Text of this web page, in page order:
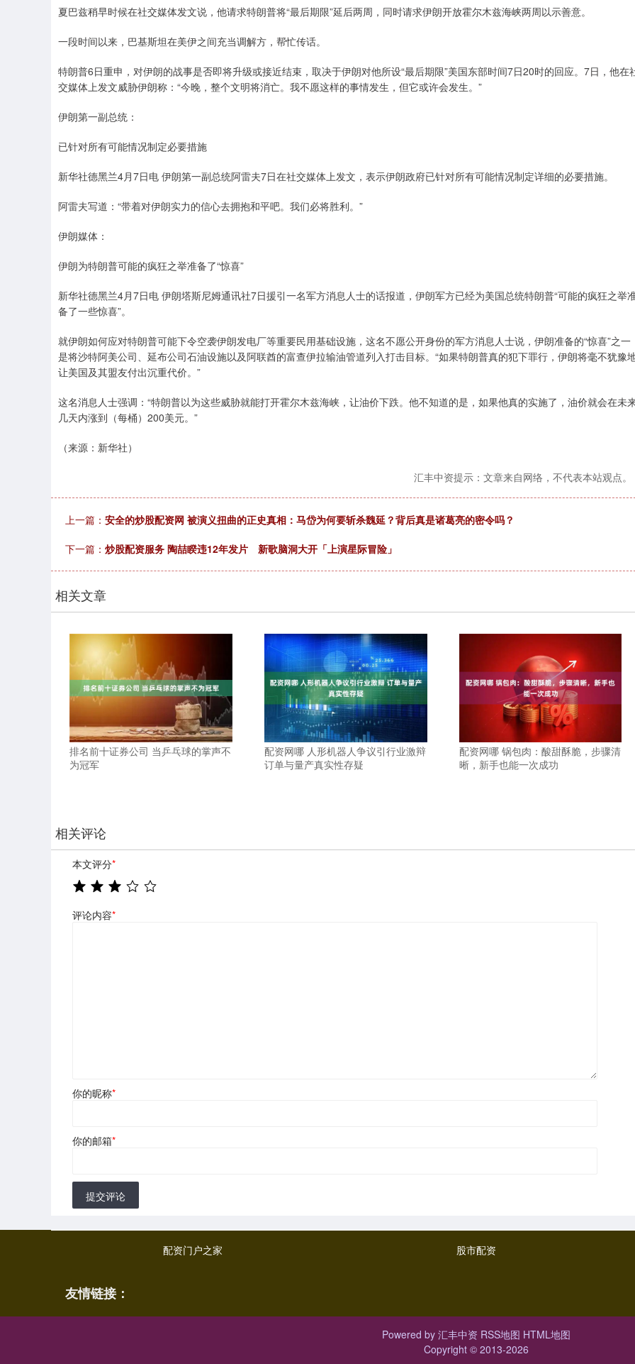
夏巴兹稍早时候在社交媒体发文说，他请求特朗普将“最后期限”延后两周，同时请求伊朗开放霍尔木兹海峡两周以示善意。
一段时间以来，巴基斯坦在美伊之间充当调解方，帮忙传话。
特朗普6日重申，对伊朗的战事是否即将升级或接近结束，取决于伊朗对他所设“最后期限”美国东部时间7日20时的回应。7日，他在
交媒体上发文威胁伊朗称：“今晚，整个文明将消亡。我不愿这样的事情发生，但它或许会发生。”
伊朗第一副总统：
已针对所有可能情况制定必要措施
新华社德黑兰4月7日电 伊朗第一副总统阿雷夫7日在社交媒体上发文，表示伊朗政府已针对所有可能情况制定详细的必要措施。
阿雷夫写道：“带着对伊朗实力的信心去拥抱和平吧。我们必将胜利。”
伊朗媒体：
伊朗为特朗普可能的疯狂之举准备了“惊喜”
新华社德黑兰4月7日电 伊朗塔斯尼姆通讯社7日援引一名军方消息人士的话报道，伊朗军方已经为美国总统特朗普“可能的疯狂之举
备了一些惊喜”。
就伊朗如何应对特朗普可能下令空袭伊朗发电厂等重要民用基础设施，这名不愿公开身份的军方消息人士说，伊朗准备的“惊喜”之一
是将沙特阿美公司、延布公司石油设施以及阿联酋的富查伊拉输油管道列入打击目标。“如果特朗普真的犯下罪行，伊朗将毫不犹豫
让美国及其盟友付出沉重代价。”
这名消息人士强调：“特朗普以为这些威胁就能打开霍尔木兹海峡，让油价下跌。他不知道的是，如果他真的实施了，油价就会在未
几天内涨到（每桶）200美元。”
（来源：新华社）
汇丰中资提示：文章来自网络，不代表本站观点。
上一篇： 安全的炒股配资网 被演义扭曲的正史真相：马岱为何要斩杀魏延？背后真是诸葛亮的密令吗？
下一篇： 炒股配资服务 陶喆睽违12年发片 新歌脑洞大开「上演星际冒险」
相关文章
排名前十证券公司 当乒乓球的掌声不
为冠军
配资网哪 人形机器人争议引行业激辩
订单与量产真实性存疑
配资网哪 锅包肉：酸甜酥脆，步骤清
晰，新手也能一次成功
相关评论
本文评分*
评论内容*
你的昵称*
你的邮箱*
提交评论
配资门户之家 股市配资
友情链接：
Powered by 汇丰中资 RSS地图 HTML地图
Copyright © 2013-2026